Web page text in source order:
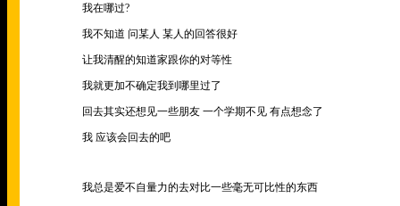
我在哪过?
我不知道 问某人 某人的回答很好
让我清醒的知道家跟你的对等性
我就更加不确定我到哪里过了
回去其实还想见一些朋友 一个学期不见 有点想念了
我 应该会回去的吧
我总是爱不自量力的去对比一些毫无可比性的东西